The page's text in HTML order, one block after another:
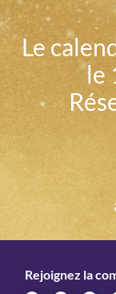
Le
le
Rejoignez la